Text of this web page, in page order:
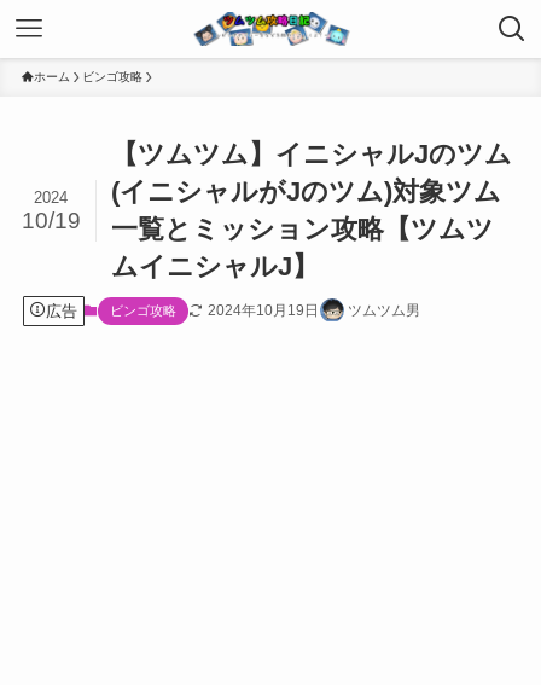
ホーム ビンゴ攻略
【ツムツム】イニシャルJのツム
(イニシャルがJのツム)対象ツム
一覧とミッション攻略【ツムツ
ムイニシャルJ】
2024
10/19
広告 ビンゴ攻略 2024年10月19日 ツムツム男